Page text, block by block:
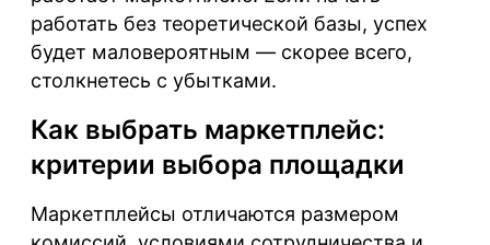
работать без теоретической базы, успех
будет маловероятным — скорее всего,
столкнетесь с убытками.
Как выбрать маркетплейс:
критерии выбора площадки
Маркетплейсы отличаются размером